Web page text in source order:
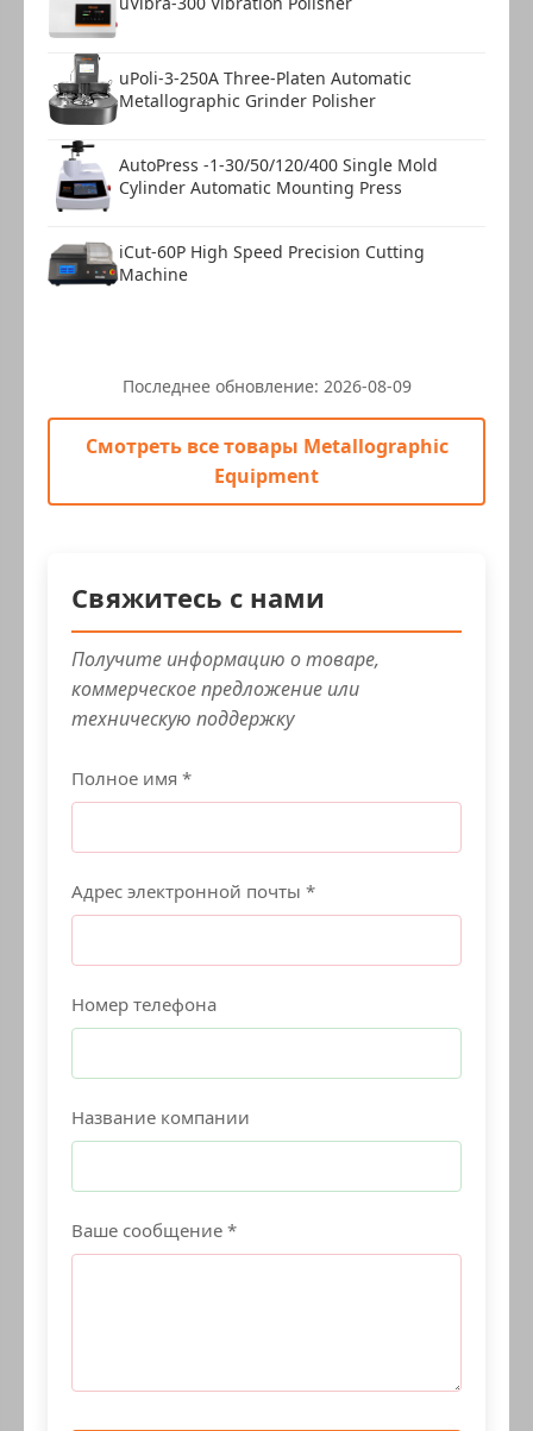
uPoli-3-250A Three-Platen Automatic
Metallographic Grinder Polisher
AutoPress -1-30/50/120/400 Single Mold
Cylinder Automatic Mounting Press
iCut-60P High Speed Precision Cutting
Machine
Последнее обновление: 2026-08-09
Смотреть все товары Metallographic
Equipment
Свяжитесь с нами
Получите информацию о товаре,
коммерческое предложение или
техническую поддержку
Полное имя *
Адрес электронной почты *
Номер телефона
Название компании
Ваше сообщение *